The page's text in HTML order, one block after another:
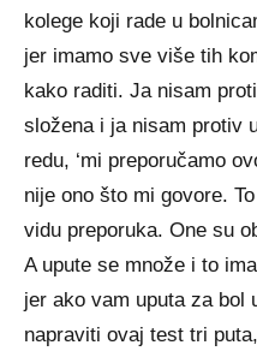
kolege koji rade u
jer imamo sve više tih
kako raditi. Ja nisam
složena i ja nisam protiv
redu, ‘mi preporučamo
nije ono što mi govore.
vidu preporuka. One su
A upute se množe i to
jer ako vam uputa za bol
napraviti ovaj test tri